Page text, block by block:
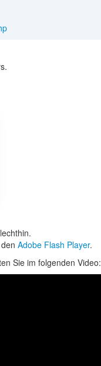
Adobe Flash Player.
Sie im folgenden Video: